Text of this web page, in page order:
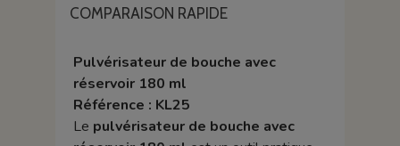
COMPARAISON RAPIDE
Pulvérisateur de bouche avec
réservoir 180 ml
Référence : KL25
Le pulvérisateur de bouche avec